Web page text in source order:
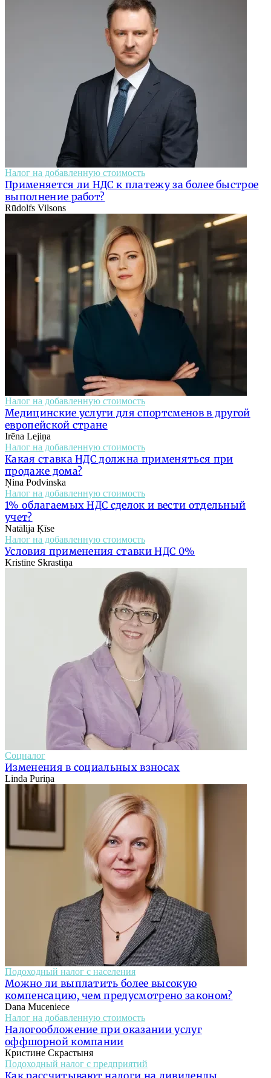
Налог на добавленную стоимость
Применяется ли НДС к платежу за более быстрое
выполнение работ?
Rūdolfs Vilsons
Налог на добавленную стоимость
Медицинские услуги для спортсменов в другой
европейской стране
Irēna Lejiņa
Налог на добавленную стоимость
Какая ставка НДС должна применяться при
продаже дома?
Ņina Podvinska
Налог на добавленную стоимость
1% облагаемых НДС сделок и вести отдельный
учет?
Natālija Ķīse
Налог на добавленную стоимость
Условия применения ставки НДС 0%
Kristīne Skrastiņa
Соцналог
Изменения в социальных взносах
Linda Puriņa
Подоходный налог с населения
Можно ли выплатить более высокую
компенсацию, чем предусмотрено законом?
Dana Muceniece
Налог на добавленную стоимость
Налогообложение при оказании услуг
оффшорной компании
Кристине Скрастыня
Подоходный налог с предприятий